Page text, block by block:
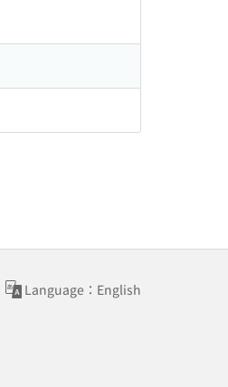
Language：English